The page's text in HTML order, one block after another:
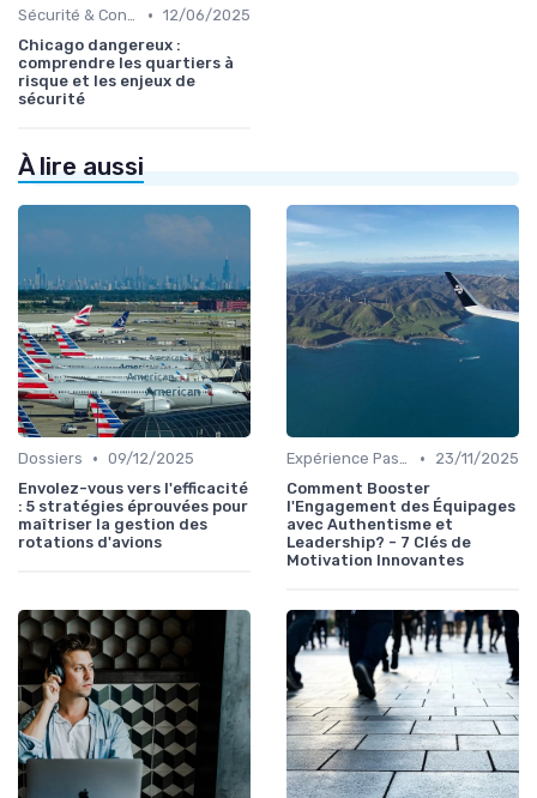
Sécurité & Conformité • 12/06/2025
Chicago dangereux :
comprendre les quartiers à
risque et les enjeux de
sécurité
À lire aussi
Dossiers • 09/12/2025
Envolez-vous vers l'efficacité
: 5 stratégies éprouvées pour
maîtriser la gestion des
rotations d'avions
Expérience Passager •
23/11/2025
Comment Booster
l'Engagement des Équipages
avec Authentisme et
Leadership? - 7 Clés de
Motivation Innovantes